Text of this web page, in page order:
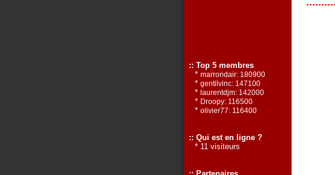
:: Top 5 membres
* marrondair: 180900
* gentilvinc: 147100
* laurentdjm: 142000
* Droopy: 116500
* olivier77: 116400
:: Qui est en ligne ?
* 11 visiteurs